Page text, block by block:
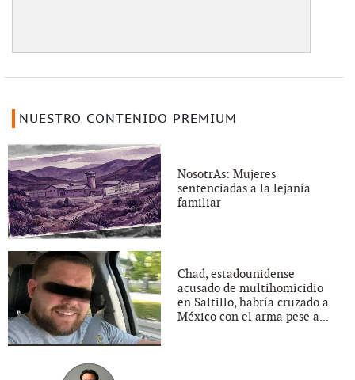
NUESTRO CONTENIDO PREMIUM
NosotrAs: Mujeres
sentenciadas a la lejanía
familiar
Chad, estadounidense
acusado de multihomicidio
en Saltillo, habría cruzado a
México con el arma pese a...